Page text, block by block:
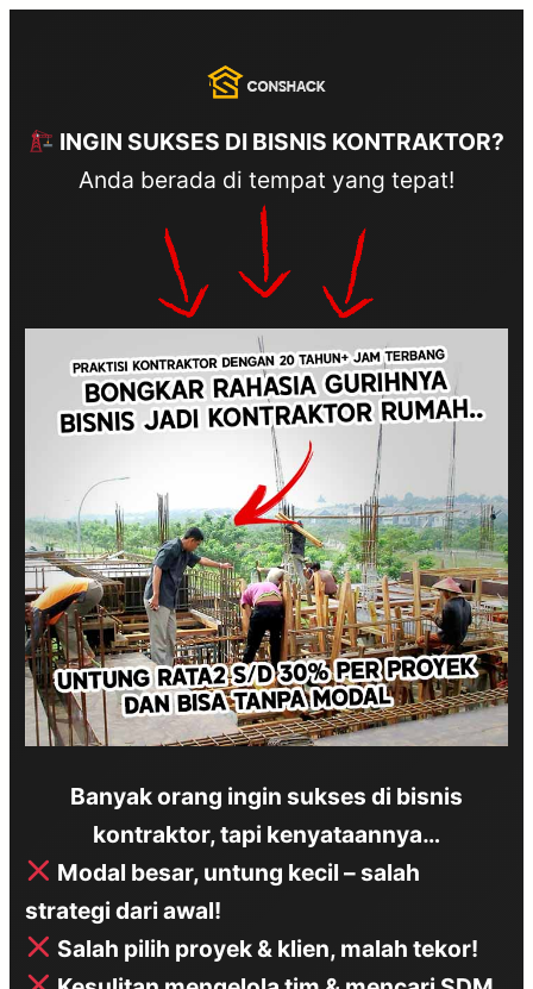
INGIN SUKSES DI BISNIS KONTRAKTOR?
Anda berada di tempat yang tepat!
Banyak orang ingin sukses di bisnis
kontraktor, tapi kenyataannya…
Modal besar, untung kecil – salah
strategi dari awal!
Salah pilih proyek & klien, malah tekor!